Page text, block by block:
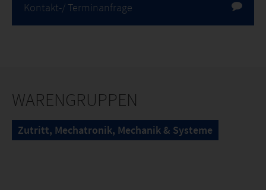
Kontakt-/ Terminanfrage
WARENGRUPPEN
Zutritt, Mechatronik, Mechanik & Systeme